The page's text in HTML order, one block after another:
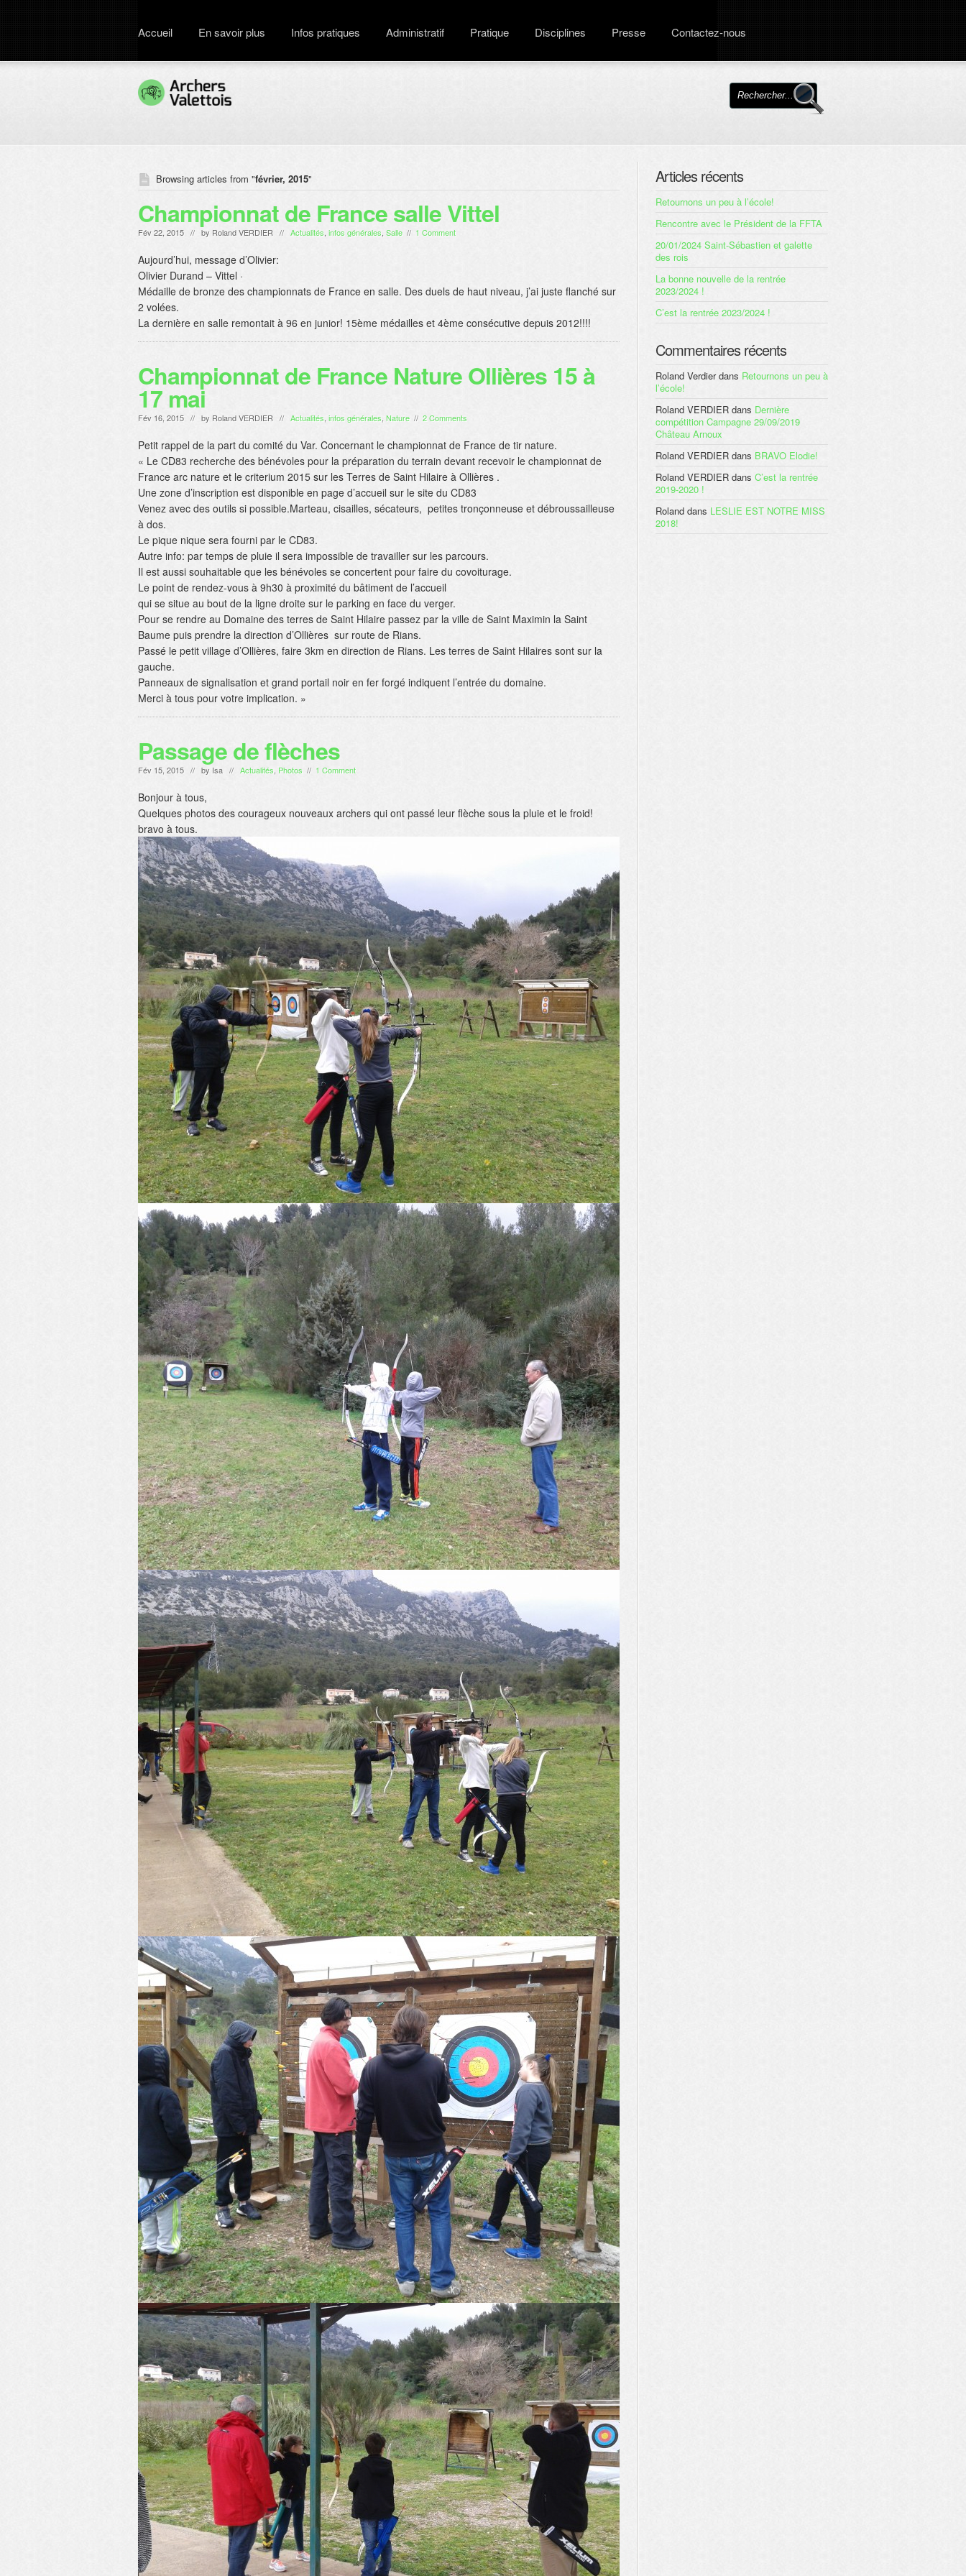
Accueil En savoir plus Infos pratiques Administratif Pratique Disciplines Presse Contactez-nous
Browsing articles from "février, 2015"
Championnat de France salle Vittel
Fév 22, 2015 // by Roland VERDIER // Actualités infos générales Salle // 1 Comment
Aujourd’hui, message d’Olivier:
Olivier Durand – Vittel ·
Médaille de bronze des championnats de France en salle. Des duels de haut niveau, j’ai juste flanché sur
2 volées.
La dernière en salle remontait à 96 en junior! 15ème médailles et 4ème consécutive depuis 2012!!!!
Championnat de France Nature Ollières 15 à
17 mai
Fév 16, 2015 // by Roland VERDIER // Actualités infos générales Nature // 2 Comments
Petit rappel de la part du comité du Var. Concernant le championnat de France de tir nature.
« Le CD83 recherche des bénévoles pour la préparation du terrain devant recevoir le championnat de
France arc nature et le criterium 2015 sur les Terres de Saint Hilaire à Ollières .
Une zone d’inscription est disponible en page d’accueil sur le site du CD83
Venez avec des outils si possible.Marteau, cisailles, sécateurs, petites tronçonneuse et débroussailleuse
à dos.
Le pique nique sera fourni par le CD83.
Autre info: par temps de pluie il sera impossible de travailler sur les parcours.
Il est aussi souhaitable que les bénévoles se concertent pour faire du covoiturage.
Le point de rendez-vous à 9h30 à proximité du bâtiment de l’accueil
qui se situe au bout de la ligne droite sur le parking en face du verger.
Pour se rendre au Domaine des terres de Saint Hilaire passez par la ville de Saint Maximin la Saint
Baume puis prendre la direction d’Ollières sur route de Rians.
Passé le petit village d’Ollières, faire 3km en direction de Rians. Les terres de Saint Hilaires sont sur la
gauche.
Panneaux de signalisation et grand portail noir en fer forgé indiquent l’entrée du domaine.
Merci à tous pour votre implication. »
Passage de flèches
Fév 15, 2015 // by Isa // Actualités Photos // 1 Comment
Bonjour à tous,
Quelques photos des courageux nouveaux archers qui ont passé leur flèche sous la pluie et le froid!
bravo à tous.
Articles récents
Retournons un peu à l’école!
Rencontre avec le Président de la FFTA
20/01/2024 Saint-Sébastien et galette
des rois
La bonne nouvelle de la rentrée
2023/2024 !
C’est la rentrée 2023/2024 !
Commentaires récents
Roland Verdierdans Retournons un peu à
l’école!
Roland VERDIER dans Dernière
compétition Campagne 29/09/2019
Château Arnoux
Roland VERDIER dans BRAVO Elodie!
Roland VERDIER dans C’est la rentrée
2019-2020 !
Roland dans LESLIE EST NOTRE MISS
2018!